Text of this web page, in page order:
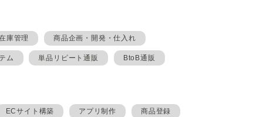
庫管理 商品企画・開発・仕入れ
ム 単品リピート通販 BtoB通販
ECサイト構築 アプリ制作 商品登録